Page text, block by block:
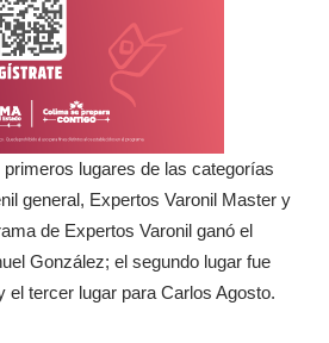
lugares de las categorías
general, Expertos Varonil Master y
de Expertos Varonil ganó el
González; el segundo lugar fue
el tercer lugar para Carlos Agosto.